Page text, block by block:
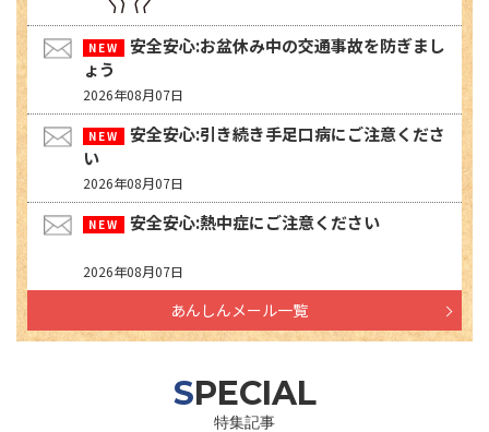
安全安心:お盆休み中の交通事故を防ぎまし
ょう
2026年08月07日
安全安心:引き続き手足口病にご注意くださ
い
2026年08月07日
安全安心:熱中症にご注意ください
2026年08月07日
あんしんメール一覧
SPECIAL
特集記事